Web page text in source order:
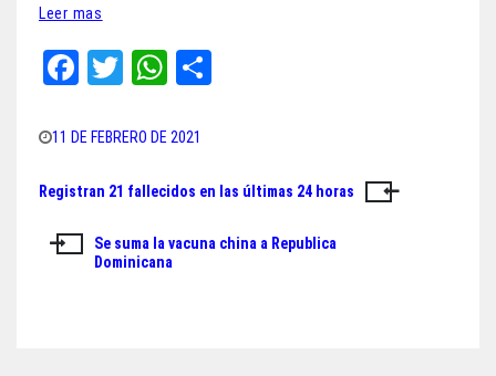
Leer mas
Fa
bo
T
tt
er
W
ts
A
pp
11 DE FEBRERO DE 2021
Navegación
de
Registran 21 fallecidos en las últimas 24 horas
Se suma la vacuna china a Republica
Dominicana